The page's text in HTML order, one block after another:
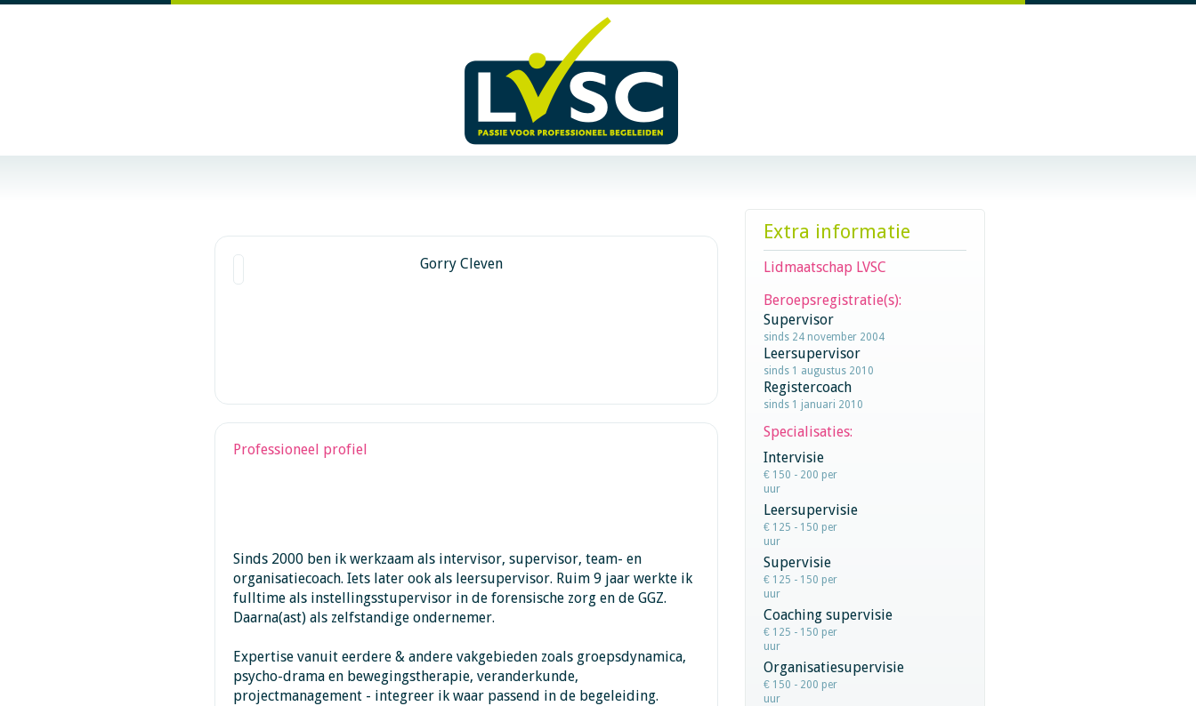
Gorry Cleven
Professioneel profiel
Sinds 2000 ben ik werkzaam als intervisor, supervisor, team- en
organisatiecoach. Iets later ook als leersupervisor. Ruim 9 jaar werkte ik
fulltime als instellingsstupervisor in de forensische zorg en de GGZ.
Daarna(ast) als zelfstandige ondernemer.
Expertise vanuit eerdere & andere vakgebieden zoals groepsdynamica,
psycho-drama en bewegingstherapie, veranderkunde,
projectmanagement - integreer ik waar passend in de begeleiding.
Extra informatie
Lidmaatschap LVSC
Beroepsregistratie(s):
Supervisor
sinds 24 november 2004
Leersupervisor
sinds 1 augustus 2010
Registercoach
sinds 1 januari 2010
Specialisaties:
Intervisie
€ 150 - 200 per
uur
Leersupervisie
€ 125 - 150 per
uur
Supervisie
€ 125 - 150 per
uur
Coaching supervisie
€ 125 - 150 per
uur
Organisatiesupervisie
€ 150 - 200 per
uur